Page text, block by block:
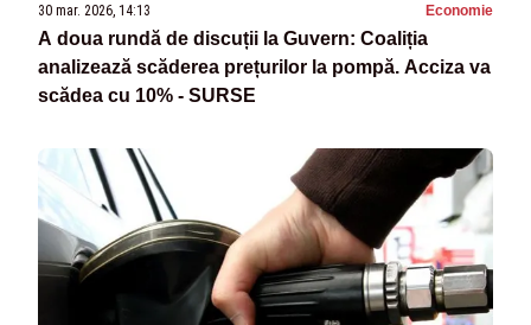
30 mar. 2026, 14:13 Economie
A doua rundă de discuții la Guvern: Coaliția
analizează scăderea prețurilor la pompă. Acciza va
scădea cu 10% - SURSE